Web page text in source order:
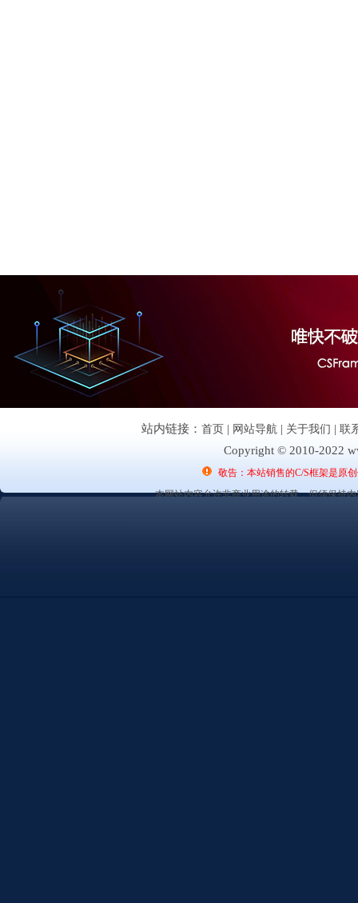
站内链接： 首页 | 网站导航 | 关于我们 | 联
Copyright © 2010-2022
敬告：本站销售的C/S框架是原
本网站内容允许非商业用途的转载，但须保持